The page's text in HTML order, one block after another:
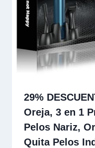
29%
Oreja, 3 en 1
Pelos Nariz,
Quita Pelos